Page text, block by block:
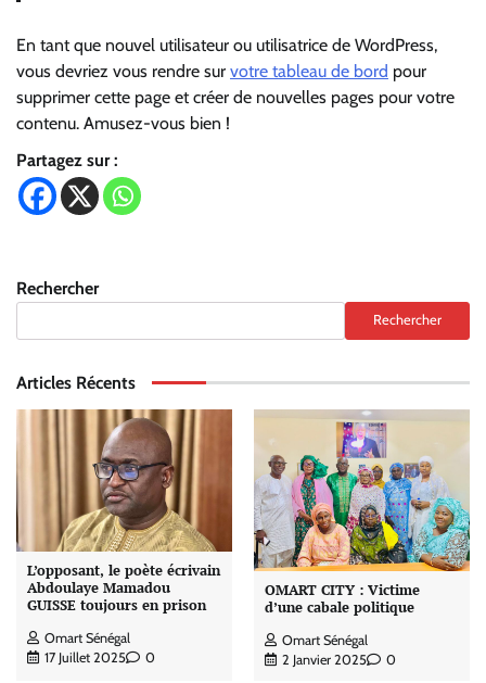
En tant que nouvel utilisateur ou utilisatrice de WordPress,
vous devriez vous rendre sur votre tableau de bord pour
supprimer cette page et créer de nouvelles pages pour votre
contenu. Amusez-vous bien !
Partagez sur :
Rechercher
Rechercher
Articles Récents
L’opposant, le poète écrivain
Abdoulaye Mamadou
GUISSE toujours en prison
Omart Sénégal
17 Juillet 2025
0
OMART CITY : Victime
d’une cabale politique
Omart Sénégal
2 Janvier 2025
0